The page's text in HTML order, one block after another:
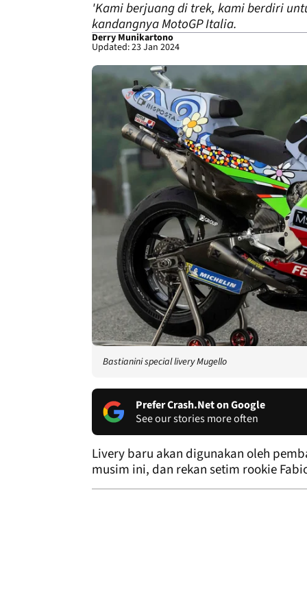
'Kami berjuang di trek, kami berdiri
kandangnya MotoGP Italia.
Derry Munikartono
Updated: 23 Jan 2024
Bastianini special livery Mugello
Prefer Crash.Net on Google
See our stories more often
Livery baru akan digunakan oleh
musim ini, dan rekan setim rookie